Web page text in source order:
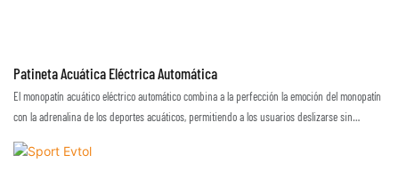
Patineta Acuática Eléctrica Automática
El monopatín acuático eléctrico automático combina a la perfección la emoción del monopatín
con la adrenalina de los deportes acuáticos, permitiendo a los usuarios deslizarse sin
ofrece una experiencia estimulante, permitiendo a los usuarios explorar el agua con velocidad